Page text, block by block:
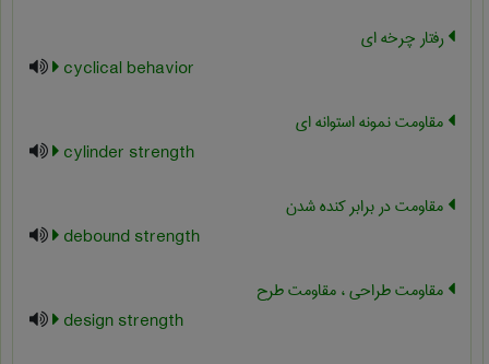
رفتار چرخه ای
cyclical behavior
مقاومت نمونه استوانه ای
cylinder strength
مقاومت در برابر کنده شدن
debound strength
مقاومت طراحی ، مقاومت طرح
design strength